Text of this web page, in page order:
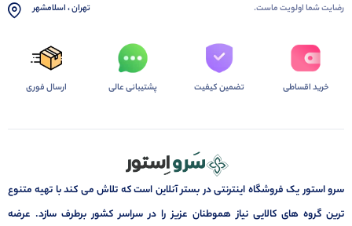
رضایت شما اولویت ماست.
تهران ، اسلامشهر
خرید اقساطی تضمین کیفیت پشتیبانی عالی ارسال فوری
سرو استور یک فروشگاه اینترنتی در بستر آنلاین است که تلاش می کند با تهیه متنوع
ترین گروه های کالایی نیاز هموطنان عزیز را در سراسر کشور برطرف سازد. عرضه